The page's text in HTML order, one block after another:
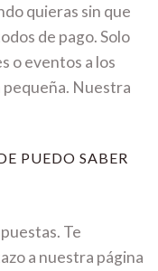
quieras sin que
de pago. Solo
o eventos a los
Nuestra
PUEDO SABER
Te
a nuestra página